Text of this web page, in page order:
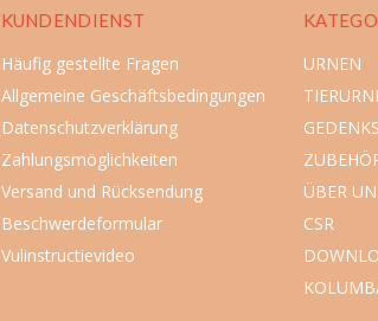
KUNDENDIENST
Häufig gestellte Fragen
Allgemeine Geschäftsbedingungen
Datenschutzverklärung
Zahlungsmöglichkeiten
Versand und Rücksendung
Beschwerdeformular
Vulinstructievideo
URNEN
ÜBER
CSR